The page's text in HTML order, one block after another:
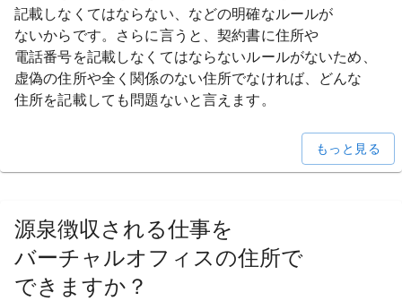
記載しなくてはならない、などの明確なルールが
ないからです。
さらに言うと、契約書に住所や
電話番号を記載しなくてはならないルールがないため、
虚偽の住所や全く 関係のない住所でなければ、 どんな
住所を記載しても 問題ないと言えます。
もっと見る
源泉徴収される仕事を
バーチャルオフィスの住所で
できますか？